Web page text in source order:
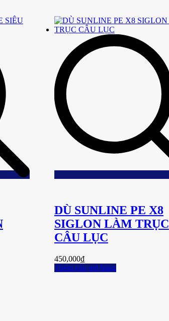
wishlist
DÙ SUNLINE PE X8
SIGLON LÀM TRỤC
CÂU LỤC
450,000₫
Thêm vào giỏ hàng